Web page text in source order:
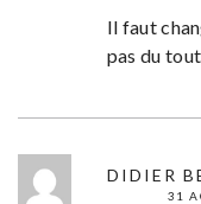
Il faut
pas du
DIDIER
31